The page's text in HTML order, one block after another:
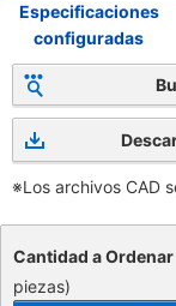
Especificaciones
configuradas
※Los archivos CAD
Cantidad a Ordenar
piezas)